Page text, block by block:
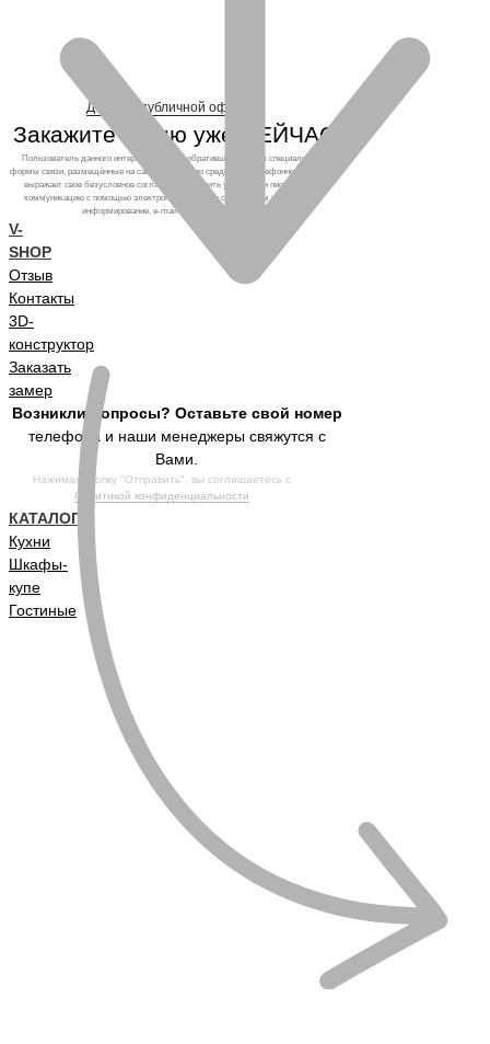
Договор публичной оферты
Закажите кухню уже СЕЙЧАС!
Пользователь данного интернет-ресурса, обратившийся через специальные
формы связи, размещённые на сайте, а также по средствам телефонного звонка,
выражает свое безусловное согласие продолжить устную или письменную
коммуникацию с помощью электронных средств связи, в том числе: sms-
информирование, e-mail-рассылка и т.п. и т.д.
V-
SHOP
Отзыв
Контакты
3D-
конструктор
Заказать
замер
Возникли вопросы? Оставьте свой номер
телефона и наши менеджеры свяжутся с
Вами.
Нажимая кнопку "Отправить", вы соглашаетесь с
Политикой конфиденциальности
КАТАЛОГ
Кухни
Шкафы-
купе
Гостиные